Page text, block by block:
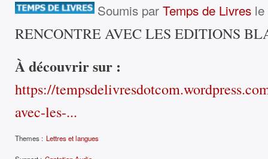
Soumis parTemps de Livres
RENCONTRE AVEC LES EDITIONS
À découvrir sur :
https://
avec-les-...
Themes : Lettres et langues